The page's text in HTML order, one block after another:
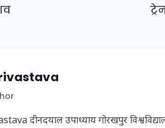
दीनदयाल उपाध्याय गोरखपुर